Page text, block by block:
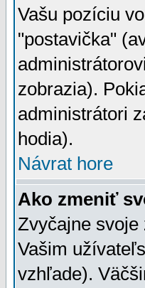
Vašu pozíciu
"postavička"
zobrazia).
administrátori
hodia).
Návrat hore
Ako zmeniť
Zvyčajne svoje
Vašim
vzhľade).